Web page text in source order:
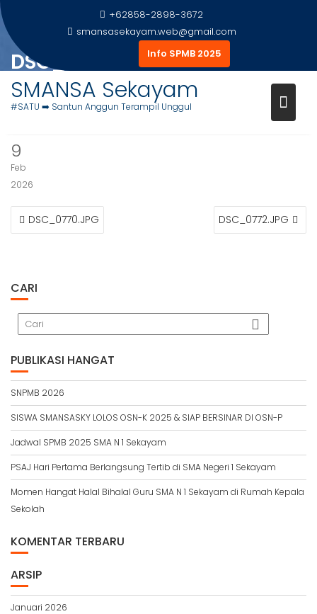
Skip
to
content
+62858-2898-3672
smansasekayam.web@gmail.com
Info SPMB 2025
SMANSA Sekayam
#SATU ➡️ Santun Anggun Terampil Unggul
DSC_0771.JPG
Home Foto Siswa DSC_0771.JPG
9
Feb
2026
NAVIGASI
POSDSC_0770.JPG DSC_0772.JPG
CARI
PUBLIKASI HANGAT
SNPMB 2026
SISWA SMANSASKY LOLOS OSN-K 2025 & SIAP BERSINAR DI OSN-P
Jadwal SPMB 2025 SMA N 1 Sekayam
PSAJ Hari Pertama Berlangsung Tertib di SMA Negeri 1 Sekayam
Momen Hangat Halal Bihalal Guru SMA N 1 Sekayam di Rumah Kepala
Sekolah
KOMENTAR TERBARU
ARSIP
Januari 2026